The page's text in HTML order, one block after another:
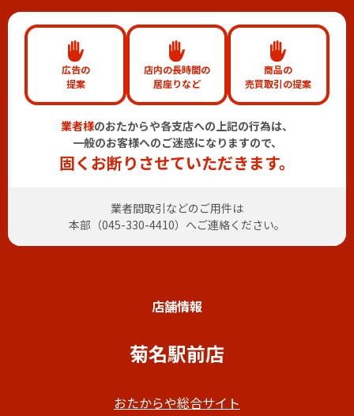
広告の
提案
店内の長時間の
居座りなど
商品の
売買取引の提案
業者様のおたからや各支店への上記の行為は、
一般のお客様へのご迷惑になりますので、
固くお断りさせていただきます。
業者間取引などのご用件は
本部（045-330-4410）へご連絡ください。
店舗情報
菊名駅前店
おたからや総合サイト